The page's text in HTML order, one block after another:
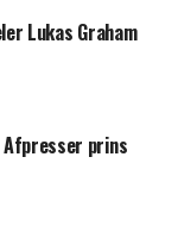
Lukas Graham
prins